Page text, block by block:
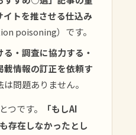
イトを推させる仕込み
poisoning）です。
る・調査に協力する・
載情報の訂正を依頼す
問題ありません。
つです。
「もしAI
存在しなかったとし